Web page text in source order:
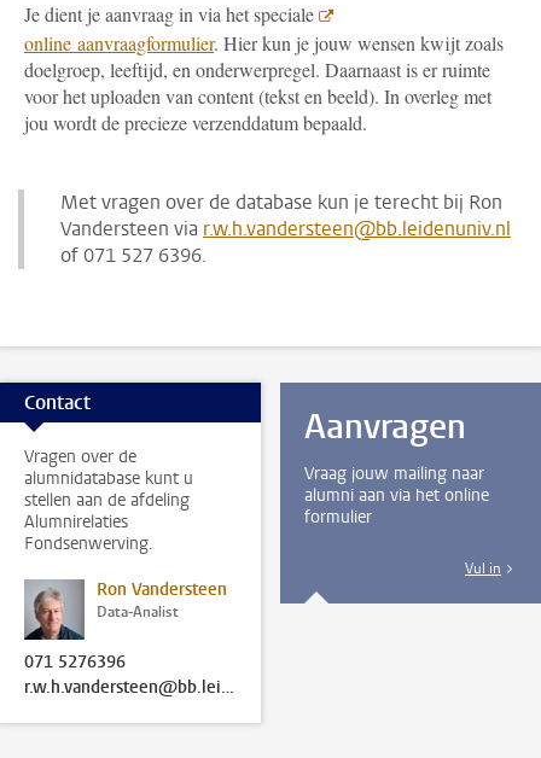
Je dient je aanvraag in via het speciale
online aanvraagformulier. Hier kun je jouw wensen kwijt zoals
doelgroep, leeftijd, en onderwerpregel. Daarnaast is er ruimte
voor het uploaden van content (tekst en beeld). In overleg met
jou wordt de precieze verzenddatum bepaald.
Met vragen over de database kun je terecht bij Ron
Vandersteen via r.w.h.vandersteen@bb.leidenuniv.nl
of 071 527 6396.
Contact
Vragen over de
alumnidatabase kunt u
stellen aan de afdeling
Alumnirelaties
Fondsenwerving.
Ron Vandersteen
Data-Analist
071 5276396
r.w.h.vandersteen@bb.leidenuniv.nl
Aanvragen
Vraag jouw mailing naar
alumni aan via het online
formulier
Vul in